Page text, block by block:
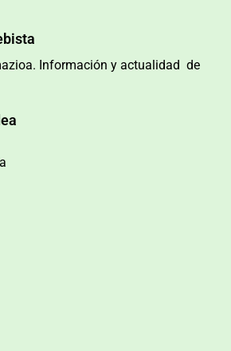
Información y actualidad de